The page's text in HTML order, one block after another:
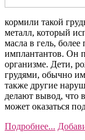
кормили такой
металл, который
масла в гель,
имплантантов. Он
организме. Дети,
грудями, обычно
также другие
делают вывод, что
может оказаться
Подробнее...